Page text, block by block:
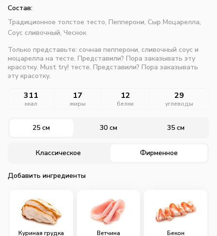
Состав:
Традиционное толстое тесто, Пепперони, Сыр Моцарелла,
Соус сливочный, Чеснок
Только представьте: сочная пепперони, сливочный соус и
моцарелла на тесте. Представили? Пора заказывать эту
красотку. Must try! тесте. Представили? Пора заказывать
эту красотку.
311
ккал
17
жиры
12
белки
29
углеводы
25 см 30 см 35 см
Классическое Фирменное
Добавить ингредиенты
Куриная грудка
Ветчина Бекон